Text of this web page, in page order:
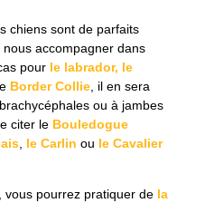
chiens sont de parfaits
accompagner dans
pour le labrador, le
Border Collie , il en sera
ou à jambes
citer le Bouledogue
le Carlin ou le Cavalier
vous pourrez pratiquer de la